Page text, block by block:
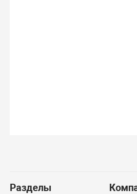
Разделы